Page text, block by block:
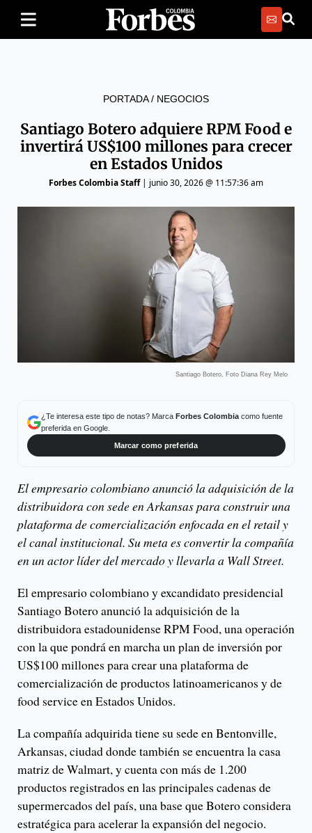
PORTADA/ NEGOCIOS
Santiago Botero adquiere RPM Food e
invertirá US$100 millones para crecer
en Estados Unidos
Forbes Colombia Staff| junio 30, 2026 @ 11:57:36 am
Santiago Botero, Foto Diana Rey Melo
¿Te interesa este tipo de notas? Marca Forbes Colombiacomo fuente
preferida en Google.
Marcar como preferida
El empresario colombiano anunció la adquisición de la
distribuidora con sede en Arkansas para construir una
plataforma de comercialización enfocada en el retail y
el canal institucional. Su meta es convertir la compañía
en un actor líder del mercado y llevarla a Wall Street.
El empresario colombiano y excandidato presidencial
Santiago Botero anunció la adquisición de la
distribuidora estadounidense RPM Food, una operación
con la que pondrá en marcha un plan de inversión por
US$100 millones para crear una plataforma de
comercialización de productos latinoamericanos y de
food service en Estados Unidos.
La compañía adquirida tiene su sede en Bentonville,
Arkansas, ciudad donde también se encuentra la casa
matriz de Walmart, y cuenta con más de 1.200
productos registrados en las principales cadenas de
supermercados del país, una base que Botero considera
estratégica para acelerar la expansión del negocio.